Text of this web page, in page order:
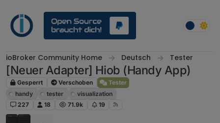
ioBroker Community Home Deutsch Tester
[Neuer Adapter] Hiob (Handy App)
Gesperrt Verschoben
Tester
handy
tester
visualization
227
18 71.9k 19